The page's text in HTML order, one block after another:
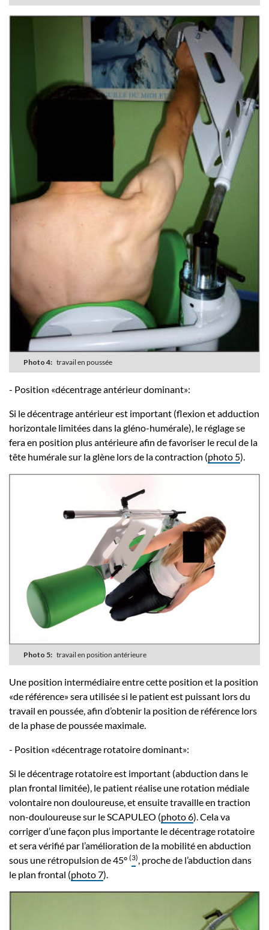
Photo 4: travail en poussée
- Position «décentrage antérieur dominant»:
Si le décentrage antérieur est important (flexion et adduction
horizontale limitées dans la gléno-humérale), le réglage se
fera en position plus antérieure afin de favoriser le recul de la
tête humérale sur la glène lors de la contraction (photo 5).
Photo 5: travail en position antérieure
Une position intermédiaire entre cette position et la position
«de référence» sera utilisée si le patient est puissant lors du
travail en poussée, afin d’obtenir la position de référence lors
de la phase de poussée maximale.
- Position «décentrage rotatoire dominant»:
Si le décentrage rotatoire est important (abduction dans le
plan frontal limitée), le patient réalise une rotation médiale
volontaire non douloureuse, et ensuite travaille en traction
non-douloureuse sur le SCAPULEO (photo 6). Cela va
corriger d’une façon plus importante le décentrage rotatoire
et sera vérifié par l’amélioration de la mobilité en abduction
sous une rétropulsion de 45° (3) , proche de l’abduction dans
le plan frontal (photo 7).